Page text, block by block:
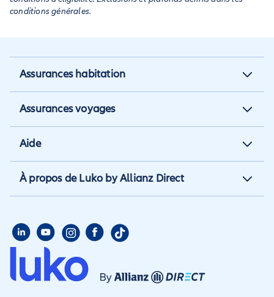
conditions générales.
Assurances habitation
Assurance habitation
Assurance locataire
Assurance propriétaire non
occupant
Assurance colocataire
Assurances voyages
Assurance vacances
Assurance annulation
Assurance annuelle
Assurance étudiant
Assurance PVT
Assurance rapatriement
Aide
Aide et contact
Aide habitation
Mon compte
Déclarer un sinistre
habitation
À propos de Luko by Allianz Direct
Presse
Avis
Allianz travel devient